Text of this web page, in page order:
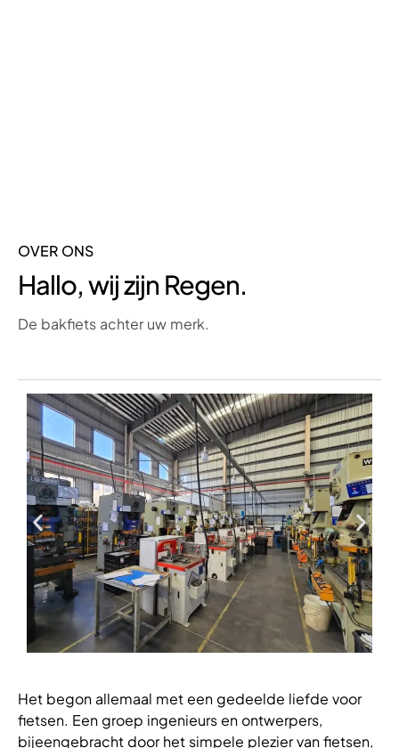
OVER ONS
Hallo, wij zijn Regen.
De bakfiets achter uw merk.
Het begon allemaal met een gedeelde liefde voor
fietsen. Een groep ingenieurs en ontwerpers,
bijeengebracht door het simpele plezier van fietsen,